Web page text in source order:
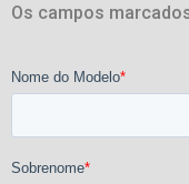
Os campos